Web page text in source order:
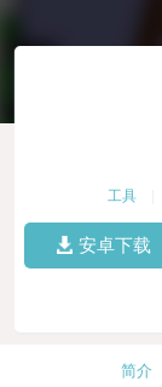
工具
安卓下载
简介